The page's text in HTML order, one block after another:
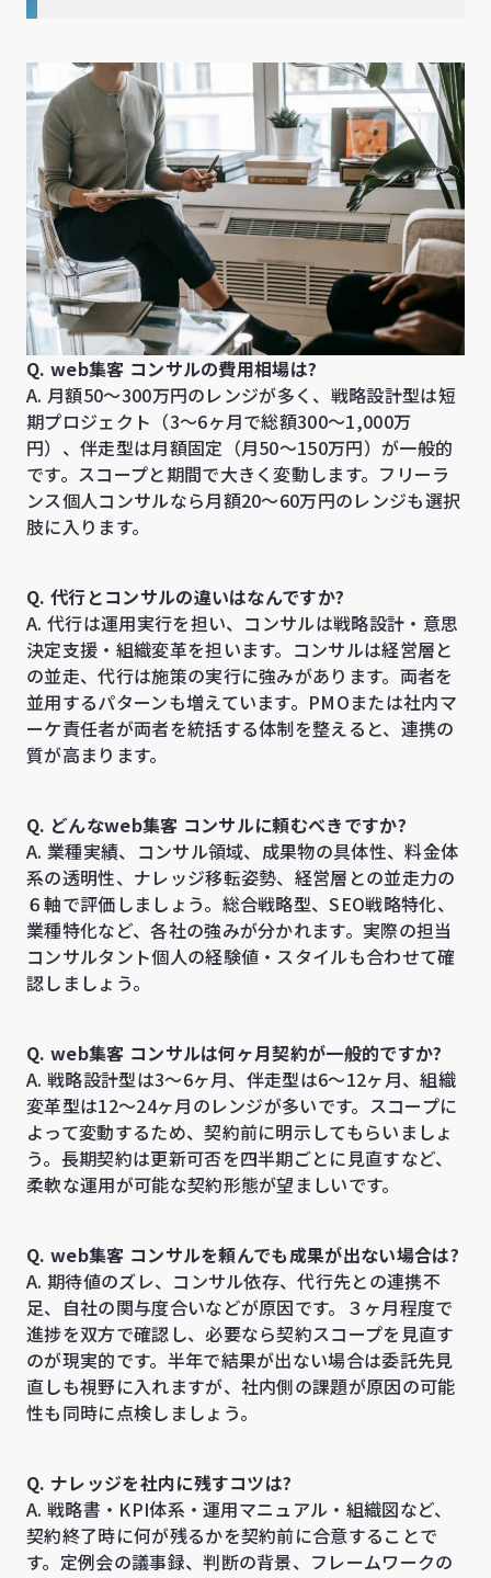
Q. web集客 コンサルの費用相場は?
A. 月額50〜300万円のレンジが多く、戦略設計型は短
期プロジェクト（3〜6ヶ月で総額300〜1,000万
円）、伴走型は月額固定（月50〜150万円）が一般的
です。スコープと期間で大きく変動します。フリーラ
ンス個人コンサルなら月額20〜60万円のレンジも選択
肢に入ります。
Q. 代行とコンサルの違いはなんですか?
A. 代行は運用実行を担い、コンサルは戦略設計・意思
決定支援・組織変革を担います。コンサルは経営層と
の並走、代行は施策の実行に強みがあります。両者を
並用するパターンも増えています。PMOまたは社内マ
ーケ責任者が両者を統括する体制を整えると、連携の
質が高まります。
Q. どんなweb集客 コンサルに頼むべきですか?
A. 業種実績、コンサル領域、成果物の具体性、料金体
系の透明性、ナレッジ移転姿勢、経営層との並走力の
６軸で評価しましょう。総合戦略型、SEO戦略特化、
業種特化など、各社の強みが分かれます。実際の担当
コンサルタント個人の経験値・スタイルも合わせて確
認しましょう。
Q. web集客 コンサルは何ヶ月契約が一般的ですか?
A. 戦略設計型は3〜6ヶ月、伴走型は6〜12ヶ月、組織
変革型は12〜24ヶ月のレンジが多いです。スコープに
よって変動するため、契約前に明示してもらいましょ
う。長期契約は更新可否を四半期ごとに見直すなど、
柔軟な運用が可能な契約形態が望ましいです。
Q. web集客 コンサルを頼んでも成果が出ない場合は?
A. 期待値のズレ、コンサル依存、代行先との連携不
足、自社の関与度合いなどが原因です。３ヶ月程度で
進捗を双方で確認し、必要なら契約スコープを見直す
のが現実的です。半年で結果が出ない場合は委託先見
直しも視野に入れますが、社内側の課題が原因の可能
性も同時に点検しましょう。
Q. ナレッジを社内に残すコツは?
A. 戦略書・KPI体系・運用マニュアル・組織図など、
契約終了時に何が残るかを契約前に合意することで
す。定例会の議事録、判断の背景、フレームワークの